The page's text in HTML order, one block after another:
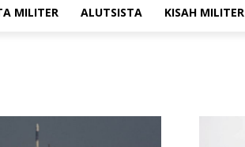
MILITER ALUTSISTA KISAH MILITER